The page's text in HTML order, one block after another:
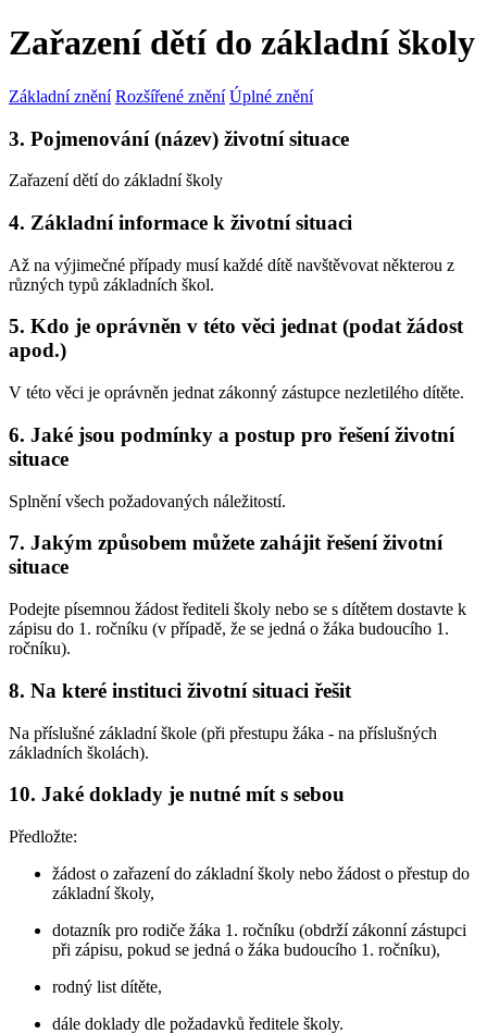
Zařazení dětí do základní školy
Základní znění Rozšířené znění Úplné znění
3. Pojmenování (název) životní situace
Zařazení dětí do základní školy
4. Základní informace k životní situaci
Až na výjimečné případy musí každé dítě navštěvovat některou z
různých typů základních škol.
5. Kdo je oprávněn v této věci jednat (podat žádost
apod.)
V této věci je oprávněn jednat zákonný zástupce nezletilého dítěte.
6. Jaké jsou podmínky a postup pro řešení životní
situace
Splnění všech požadovaných náležitostí.
7. Jakým způsobem můžete zahájit řešení životní
situace
Podejte písemnou žádost řediteli školy nebo se s dítětem dostavte k
zápisu do 1. ročníku (v případě, že se jedná o žáka budoucího 1.
ročníku).
8. Na které instituci životní situaci řešit
Na příslušné základní škole (při přestupu žáka - na příslušných
základních školách).
10. Jaké doklady je nutné mít s sebou
Předložte:
žádost o zařazení do základní školy nebo žádost o přestup do
základní školy,
dotazník pro rodiče žáka 1. ročníku (obdrží zákonní zástupci
při zápisu, pokud se jedná o žáka budoucího 1. ročníku),
rodný list dítěte,
dále doklady dle požadavků ředitele školy.